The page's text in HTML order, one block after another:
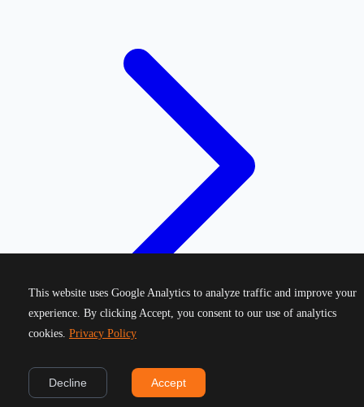
2026Greek Running Events. All rights reserved.
This website uses Google Analytics to analyze traffic and improve your
experience. By clicking Accept, you consent to our use of analytics
cookies. Privacy Policy
Decline Accept